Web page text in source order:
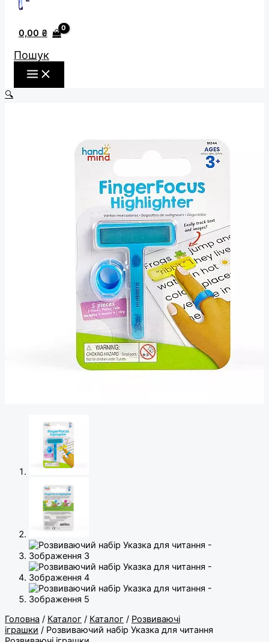
0,00 ₴
Пошук
🔍
Головна / Каталог / Каталог / Розвиваючі
іграшки / Розвиваючий набір Указка для читання